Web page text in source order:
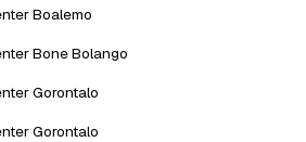
Boalemo
Bone Bolango
Gorontalo
Gorontalo